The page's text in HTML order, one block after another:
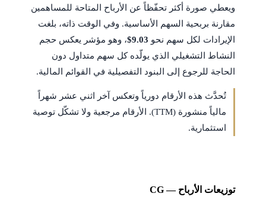
ويعطي صورة أكثر تحفّظاً عن الأرباح المتاحة للمساهمين
مقارنة بربحية السهم الأساسية. وفي الوقت ذاته، بلغت
الإيرادات لكل سهم نحو $9.03، وهو مؤشر يعكس حجم
النشاط التشغيلي الذي يولّده كل سهم متداول دون
الحاجة للرجوع إلى البنود التفصيلية في القوائم المالية.
تُحدَّث هذه الأرقام دورياً وتعكس آخر اثني عشر شهراً
مالياً منشورة (TTM). الأرقام مرجعية ولا تشكّل توصية
استثمارية.
توزيعات الأرباح — CG